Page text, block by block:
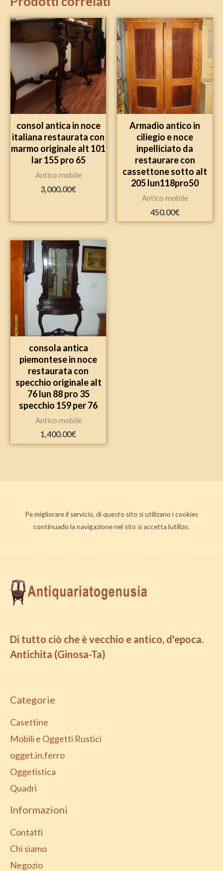
consol antica in noce
italiana restaurata con
marmo originale alt 101
lar 155 pro 65
Antico mobile
3,000.00€
Armadio antico in
ciliegio e noce
inpelliciato da
restaurare con
cassettone sotto alt
205 lun118pro50
Antico mobile
450.00€
consola antica
piemontese in noce
restaurata con
specchio originale alt
76 lun 88 pro 35
specchio 159 per 76
Antico mobile
1,400.00€
Pe migliorare il servicio, di questo sito si utilizano i cookies
continuado la navigazione nel sito si accetta lutilizo.
Di tutto ciò che è vecchio e antico, d'epoca.
Antichita (Ginosa-Ta)
Categorie
Casettine
Mobili e Oggetti Rustici
ogget.in.ferro
Oggetistica
Quadri
Informazioni
Contatti
Chi siamo
Negozio